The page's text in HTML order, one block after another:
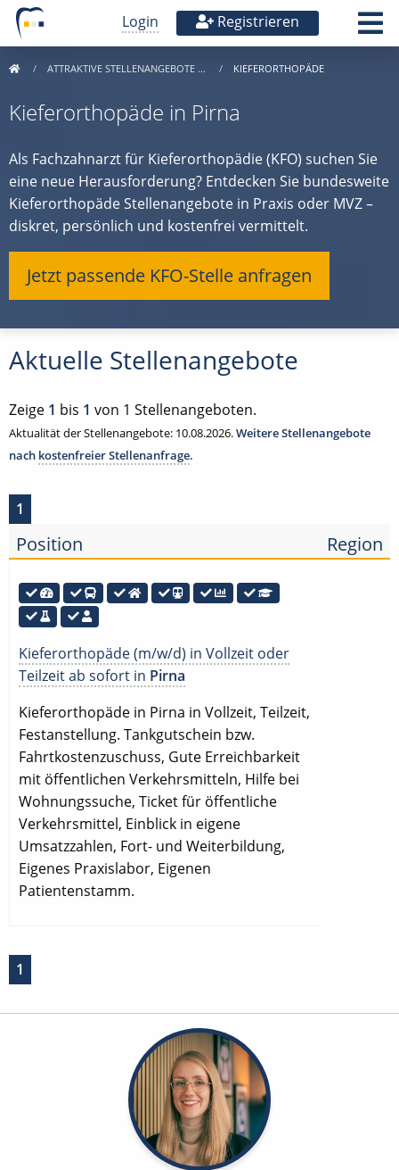
Login Registrieren
ATTRAKTIVE STELLENANGEBOTE … KIEFERORTHOPÄDE
Kieferorthopäde in Pirna
Als Fachzahnarzt für Kieferorthopädie (KFO) suchen Sie
eine neue Herausforderung? Entdecken Sie bundesweite
Kieferorthopäde Stellenangebote in Praxis oder MVZ –
diskret, persönlich und kostenfrei vermittelt.
Jetzt passende KFO-Stelle anfragen
Aktuelle Stellenangebote
Zeige 1 bis 1 von 1 Stellenangeboten.
Aktualität der Stellenangebote: 10.08.2026.Weitere Stellenangebote
nach kostenfreier Stellenanfrage.
1
Position Region
Kieferorthopäde (m/w/d) in Vollzeit oder
Teilzeit ab sofort in Pirna
Kieferorthopäde in Pirna in Vollzeit, Teilzeit,
Festanstellung. Tankgutschein bzw.
Fahrtkostenzuschuss, Gute Erreichbarkeit
mit öffentlichen Verkehrsmitteln, Hilfe bei
Wohnungssuche, Ticket für öffentliche
Verkehrsmittel, Einblick in eigene
Umsatzzahlen, Fort- und Weiterbildung,
Eigenes Praxislabor, Eigenen
Patientenstamm.
1